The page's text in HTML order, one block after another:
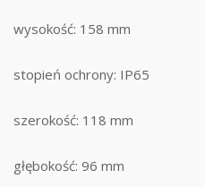
wysokość: 158 mm
stopień ochrony: IP65
szerokość: 118 mm
głębokość: 96 mm